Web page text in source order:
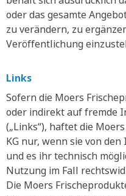
oder das gesamte
zu verändern, zu
Veröffentlichung
Links
Sofern die Moers
oder indirekt auf fremde
(„Links“), haftet die
KG nur, wenn sie von
und es ihr technisch
Nutzung im Fall
Die Moers